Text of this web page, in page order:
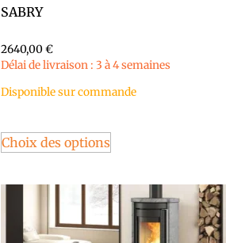
SABRY
2640,00€
Délai de livraison : 3 à 4 semaines
Disponible sur commande
Choix des options